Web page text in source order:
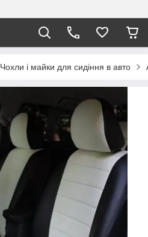
Чохли і майки для сидіння в авто